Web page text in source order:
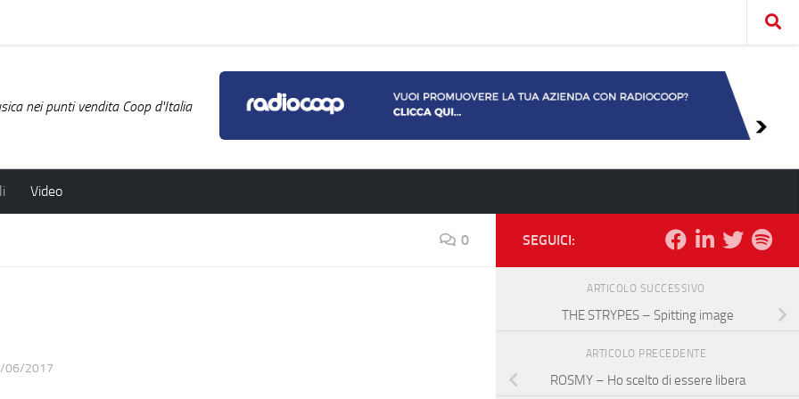
nei punti vendita Coop d'Italia
Video
0
06/2017
SEGUICI:
ARTICOLO SUCCESSIVO
THE STRYPES – Spitting image
ARTICOLO PRECEDENTE
ROSMY – Ho scelto di essere libera